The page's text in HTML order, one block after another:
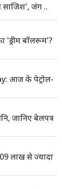
साजिश', जंग ..
'ड्रीम बॉलरूम'?
आज के पेट्रोल-
जानिए बेलपत्र
लाख से ज्यादा